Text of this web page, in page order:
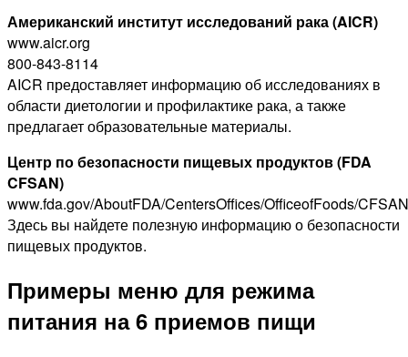
Американский институт исследований рака (AICR)
www.aicr.org
800-843-8114
AICR предоставляет информацию об исследованиях в
области диетологии и профилактике рака, а также
предлагает образовательные материалы.
Центр по безопасности пищевых продуктов (FDA
CFSAN)
www.fda.gov/AboutFDA/CentersOffices/OfficeofFoods/
Здесь вы найдете полезную информацию о безопасности
пищевых продуктов.
Примеры меню для режима
питания на 6 приемов пищи